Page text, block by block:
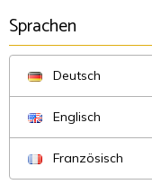
Sprachen
Deutsch
Englisch
Französisch